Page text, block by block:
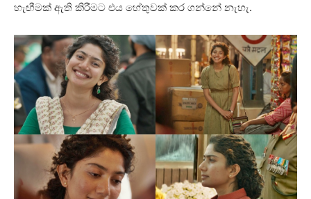
හැඟීමක් ඇති කිරීමට එය හේතුවක් කර ගන්නේ නැහැ.